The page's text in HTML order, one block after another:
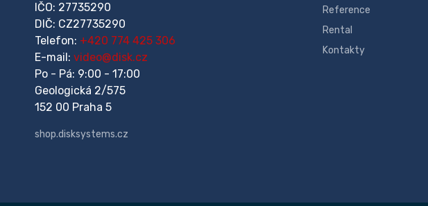
IČO: 27735290
DIČ: CZ27735290
Telefon: +420 774 425 306
E-mail: video@disk.cz
Po - Pá: 9:00 - 17:00
Geologická 2/575
152 00 Praha 5
shop.disksystems.cz
Reference
Rental
Kontakty